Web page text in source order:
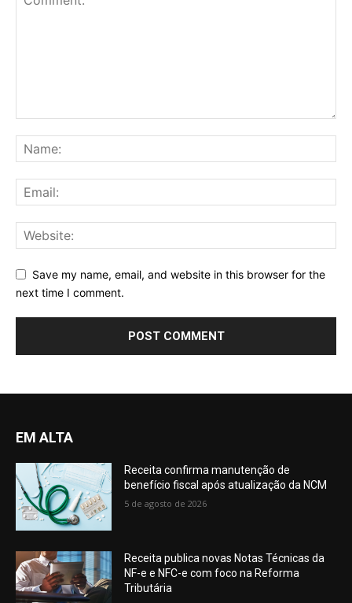
Save my name, email, and website in this browser for the
next time I comment.
EM ALTA
Receita confirma manutenção de
benefício fiscal após atualização da NCM
5 de agosto de 2026
Receita publica novas Notas Técnicas da
NF-e e NFC-e com foco na Reforma
Tributária